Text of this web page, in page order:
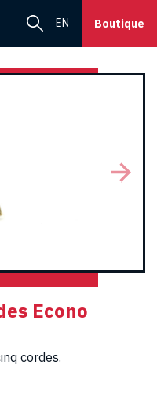
EN Boutique
Econo
cordes.